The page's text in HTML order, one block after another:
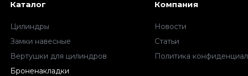
Каталог
Цилиндры
Замки навесные
Вертушки для цилиндров
Броненакладки
Компания
Новости
Статьи
Политика